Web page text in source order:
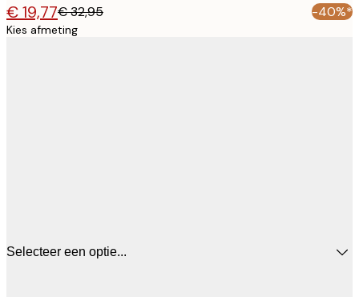
€ 19,77€ 32,95 -40%*
Kies afmeting
Selecteer een optie...